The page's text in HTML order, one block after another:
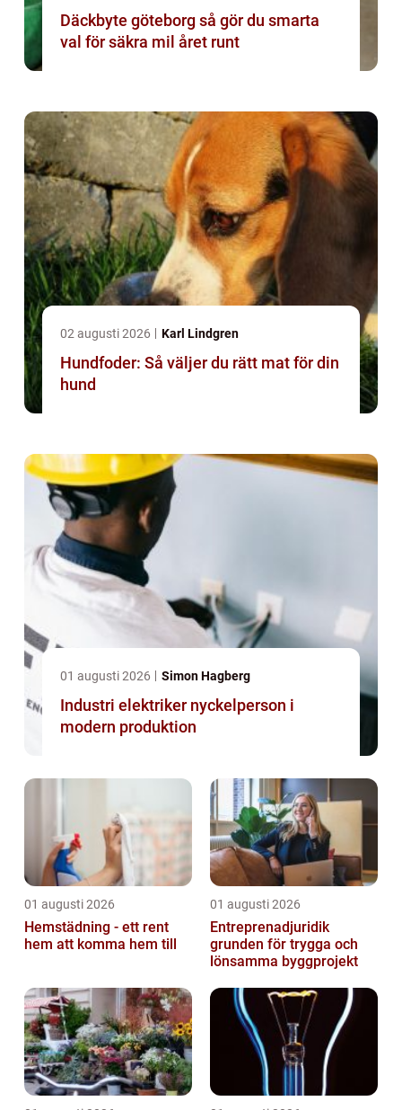
Däckbyte göteborg så gör du smarta
val för säkra mil året runt
02 augusti 2026 Karl Lindgren
Hundfoder: Så väljer du rätt mat för din
hund
01 augusti 2026 Simon Hagberg
Industri elektriker nyckelperson i
modern produktion
01 augusti 2026
Hemstädning - ett rent
hem att komma hem till
01 augusti 2026
Entreprenadjuridik
grunden för trygga och
lönsamma byggprojekt